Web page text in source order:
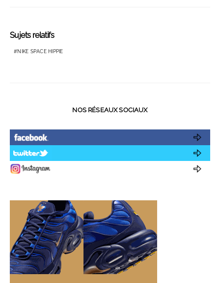
Sujets relatifs
NIKE SPACE HIPPIE
NOS RÉSEAUX SOCIAUX